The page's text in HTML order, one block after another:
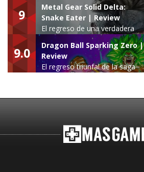
9
Metal Gear Solid Delta:
Snake Eater | Review
El regreso de una verdadera
leyenda
9.0
Dragon Ball Sparking Zero |
Review
El regreso triunfal de la saga